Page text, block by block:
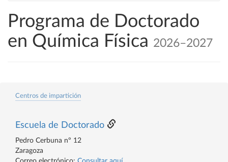
Programa de Doctorado
en Química Física 2026–2027
Centros de impartición
Escuela de Doctorado
Pedro Cerbuna nº 12
Zaragoza